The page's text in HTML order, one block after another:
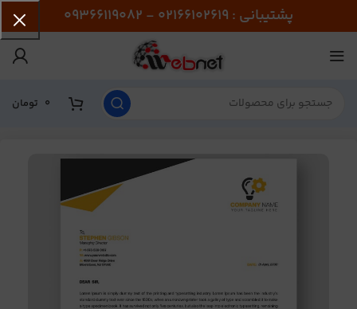
پشتیبانی : 02166102619 - 09366119082
0 تومان